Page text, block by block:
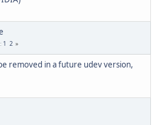
1 2
removed in a future udev version,